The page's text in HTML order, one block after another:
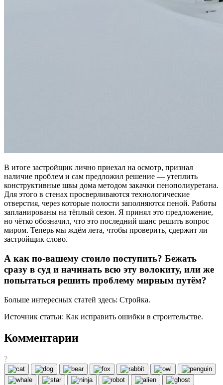
В итоге застройщик лично приехал на осмотр, признал
наличие проблем и сам предложил решение — утеплить
конструктивные швы дома методом закачки пенополиуретана.
Для этого в стенах просверливаются технологические
отверстия, через которые полости заполняются пеной. Работы
запланированы на тёплый сезон. Я принял это предложение,
но чётко обозначил, что это последний шанс решить вопрос
миром. Теперь мы ждём лета, чтобы проверить, сдержит ли
застройщик слово.
А как по-вашему стоило поступить? Бежать
сразу в суд и начинать всю эту волокиту, или же
попытаться решить проблему мирным путём?
Больше интересных статей здесь: Стройка.
Источник статьи: Как исправить ошибки в строительстве.
Комментарии
?